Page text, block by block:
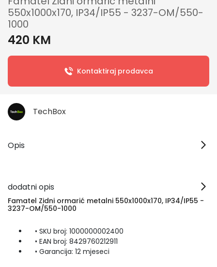
550x1000x170, IP34/IP55 - 3237-OM/550-
1000
420 KM
Kontaktiraj prodavca
TechBox
Opis
dodatni opis
Famatel Zidni ormarić metalni 550x1000x170, IP34/IP55 -
3237-OM/550-1000
• SKU broj: 1000000002400
• EAN broj: 8429760212911
• Garancija: 12 mjeseci